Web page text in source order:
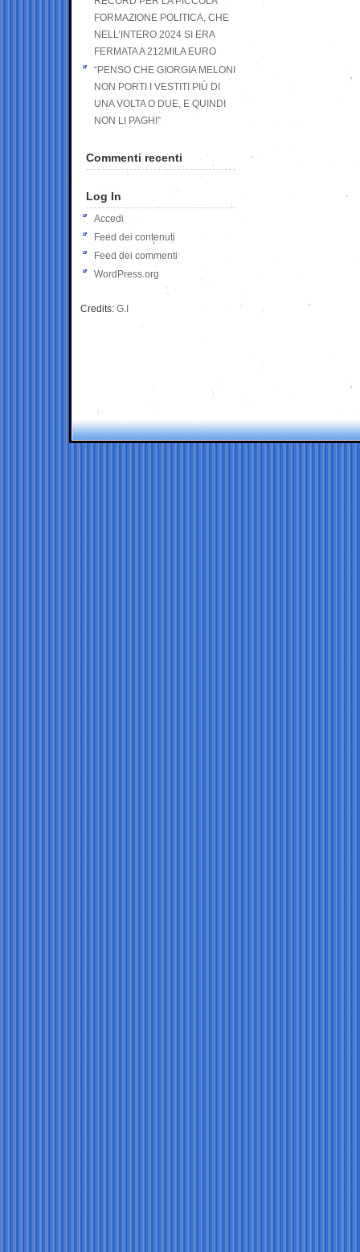
FORMAZIONE POLITICA, CHE
NELL’INTERO 2024 SI ERA
FERMATA A 212MILA EURO
“PENSO CHE GIORGIA MELONI
NON PORTI I VESTITI PIÙ DI
UNA VOLTA O DUE, E QUINDI
NON LI PAGHI”
Commenti recenti
Log In
Accedi
Feed dei contenuti
Feed dei commenti
WordPress.org
Credits: G.I